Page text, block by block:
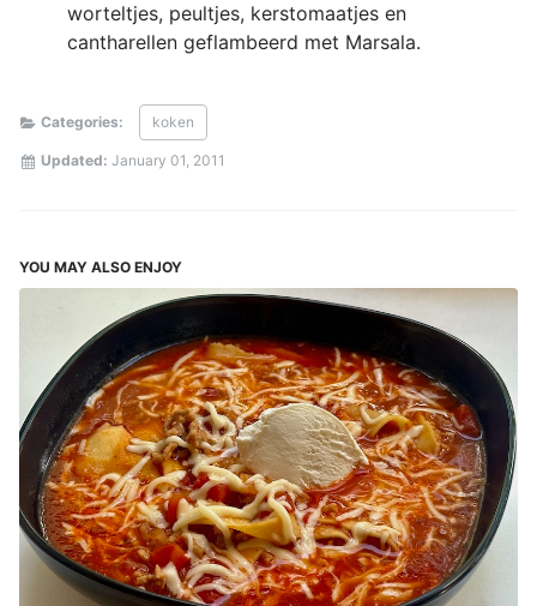
worteltjes, peultjes, kerstomaatjes en
cantharellen geflambeerd met Marsala.
Categories: koken
Updated: January 01, 2011
YOU MAY ALSO ENJOY